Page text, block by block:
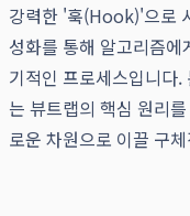
강력한 '훅(Hook)'으로
성화를 통해 알고리즘
기적인 프로세스입니다.
는 뷰트랩의 핵심 원리
로운 차원으로 이끌 구